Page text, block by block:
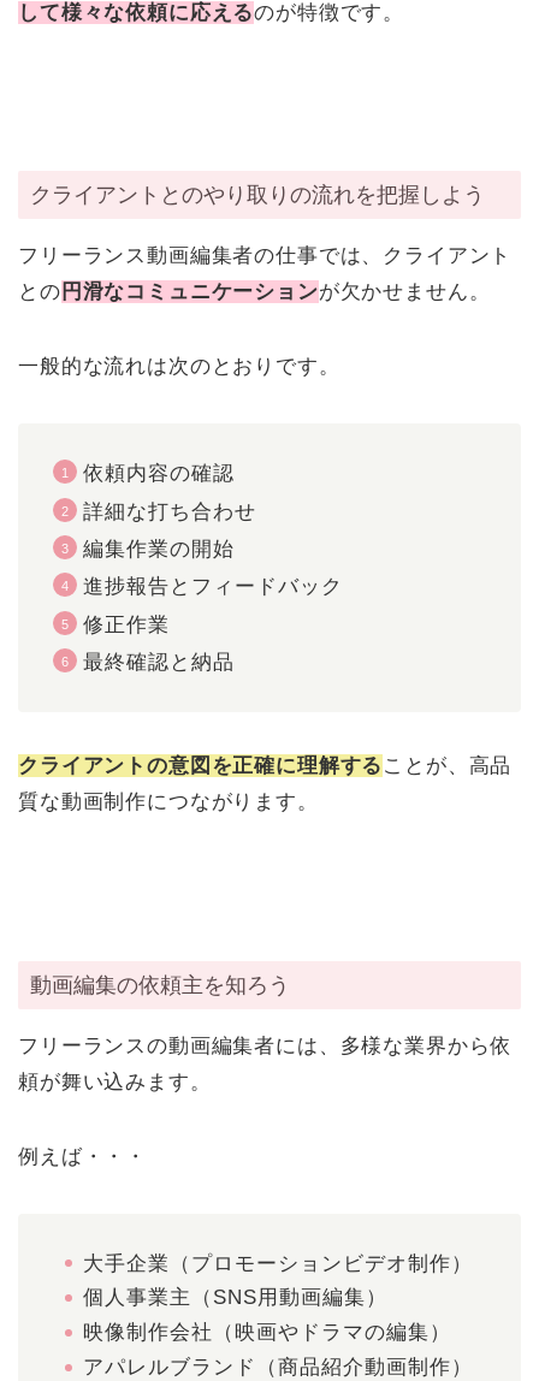
して様々な依頼に応えるのが特徴です。
クライアントとのやり取りの流れを把握しよう
フリーランス動画編集者の仕事では、クライアント
との 円滑なコミュニケーションが欠かせません。
一般的な流れは次のとおりです。
依頼内容の確認
詳細な打ち合わせ
編集作業の開始
進捗報告とフィードバック
修正作業
最終確認と納品
クライアントの意図を正確に理解する ことが、高品
質な動画制作につながります。
動画編集の依頼主を知ろう
フリーランスの動画編集者には、多様な業界から依
頼が舞い込みます。
例えば・・・
大手企業（プロモーションビデオ制作）
個人事業主（SNS用動画編集）
映像制作会社（映画やドラマの編集）
アパレルブランド（商品紹介動画制作）